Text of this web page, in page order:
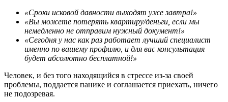
«Сроки исковой давности выходят уже завтра!»
«Вы можете потерять квартиру/деньги, если мы
немедленно не отправим нужный документ!»
«Сегодня у нас как раз работает лучший специалист
именно по вашему профилю, и для вас консультация
будет абсолютно бесплатной!»
Человек, и без того находящийся в стрессе из-за своей
проблемы, поддается панике и соглашается приехать, ничего
не подозревая.